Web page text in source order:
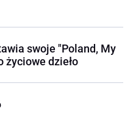
swoje "Poland, My
życiowe dzieło